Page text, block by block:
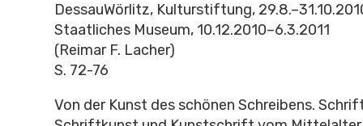
DessauWörlitz, Kulturstiftung,
Staatliches Museum, 10.12.2010–6.3.2011
(Reimar F. Lacher)
S. 72-76
Von der Kunst des schönen Schreibens.